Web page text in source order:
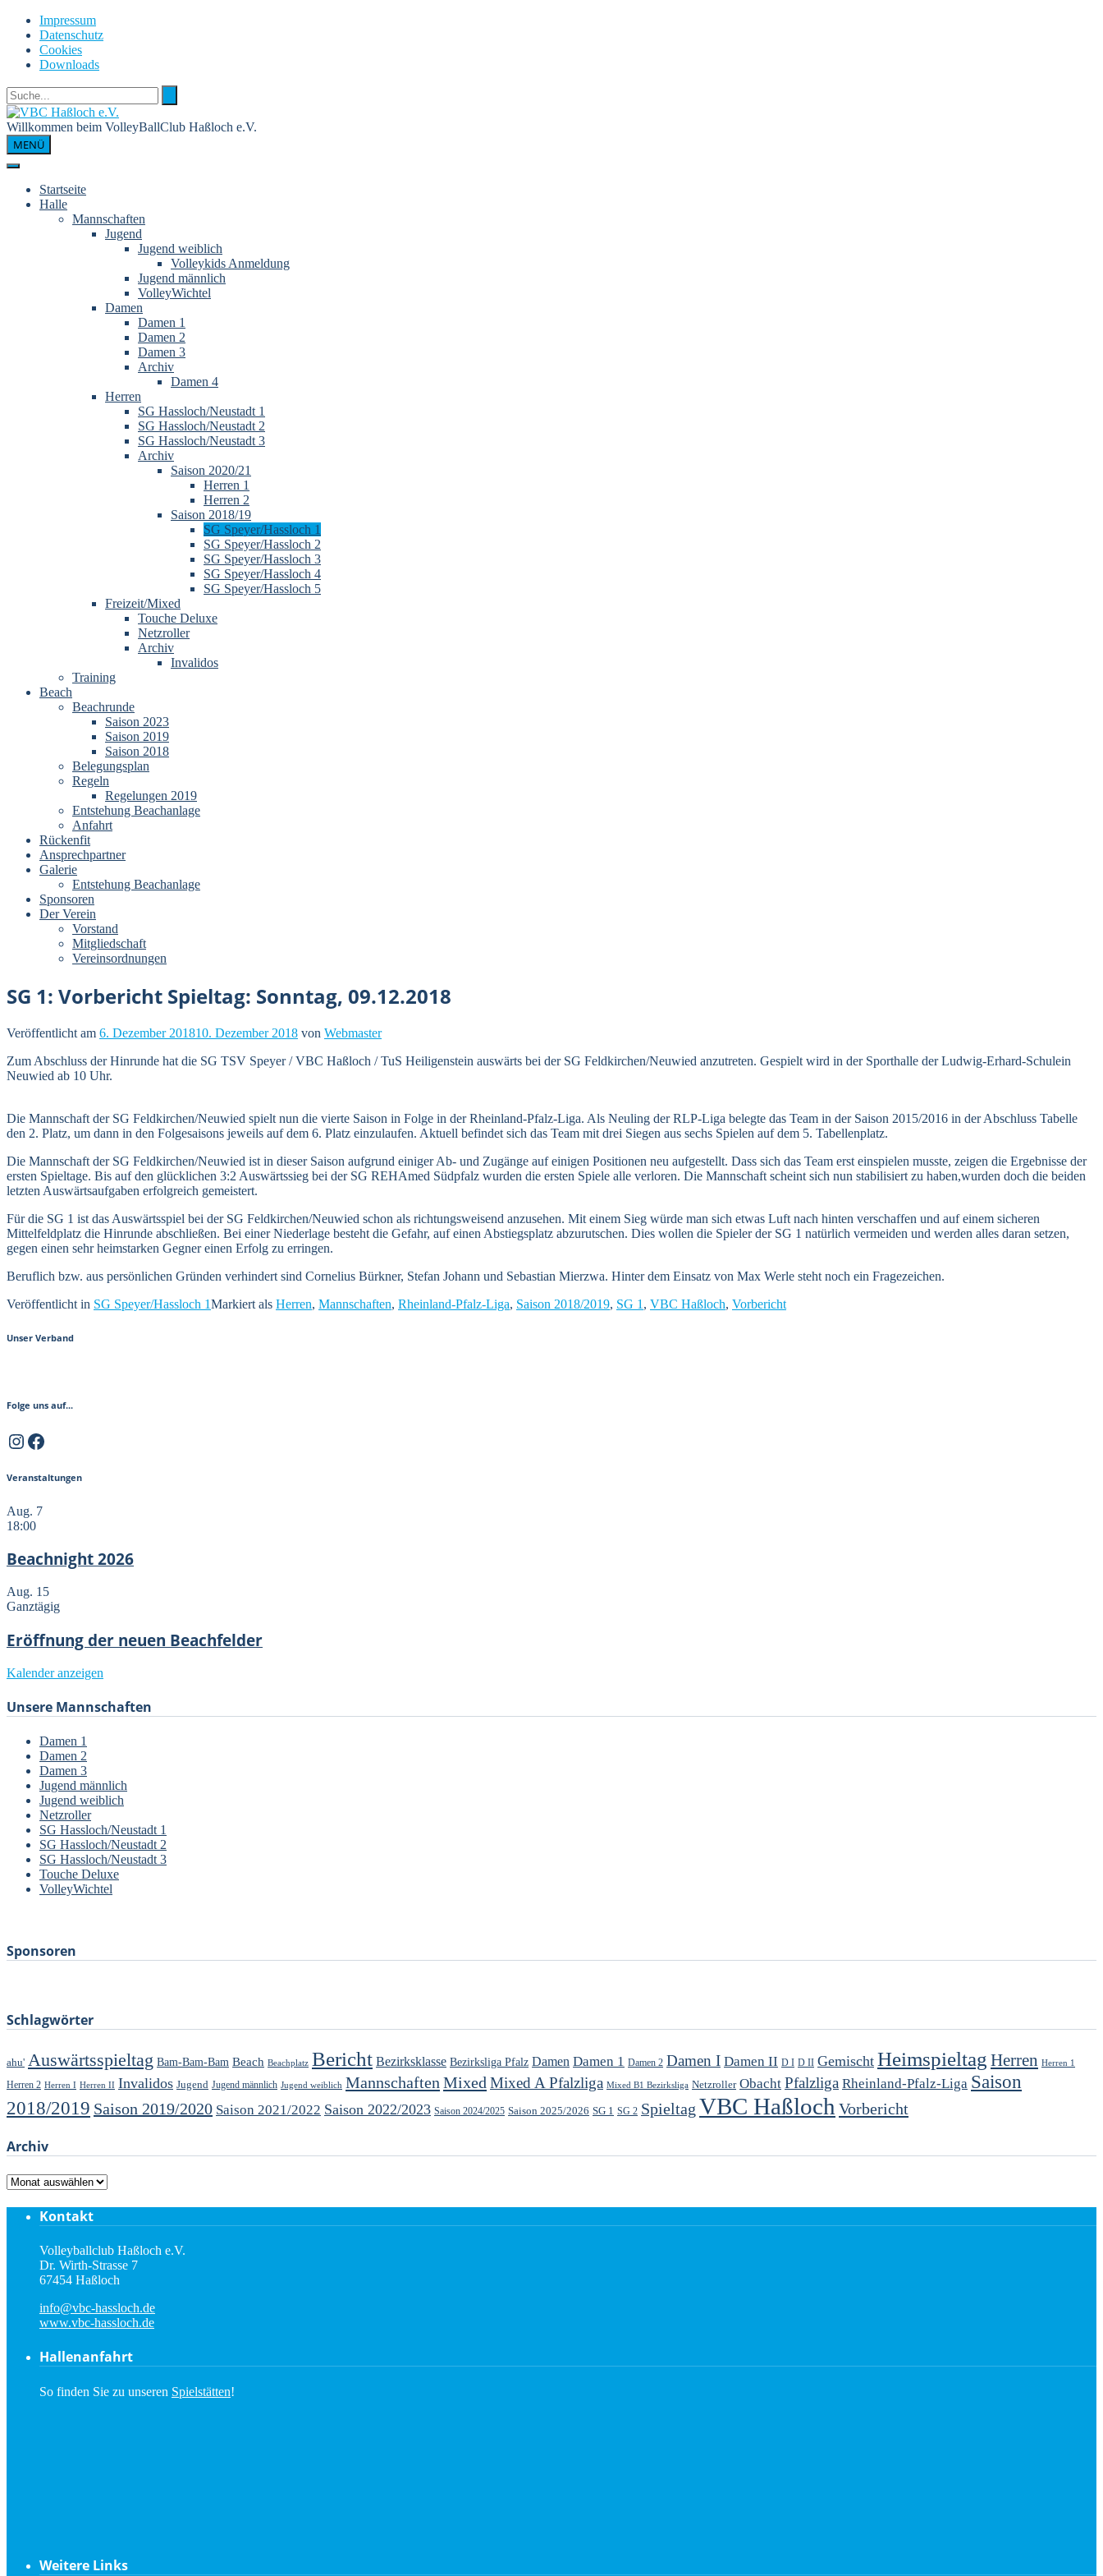
Skip
content
Impressum
Datenschutz
Cookies
Downloads
Willkommen beim VolleyBallClub Haßloch e.V.
MENÜ
Startseite
Halle
Mannschaften
Jugend
Jugend weiblich
Volleykids Anmeldung
Jugend männlich
VolleyWichtel
Damen
Damen 1
Damen 2
Damen 3
Archiv
Damen 4
Herren
SG Hassloch/Neustadt 1
SG Hassloch/Neustadt 2
SG Hassloch/Neustadt 3
Archiv
Saison 2020/21
Herren 1
Herren 2
Saison 2018/19
SG Speyer/Hassloch 1
SG Speyer/Hassloch 2
SG Speyer/Hassloch 3
SG Speyer/Hassloch 4
SG Speyer/Hassloch 5
Freizeit/Mixed
Touche Deluxe
Netzroller
Archiv
Invalidos
Training
Beach
Beachrunde
Saison 2023
Saison 2019
Saison 2018
Belegungsplan
Regeln
Regelungen 2019
Entstehung Beachanlage
Anfahrt
Rückenfit
Ansprechpartner
Galerie
Entstehung Beachanlage
Sponsoren
Der Verein
Vorstand
Mitgliedschaft
Vereinsordnungen
SG 1: Vorbericht Spieltag: Sonntag, 09.12.2018
Veröffentlicht am 6. Dezember 201810. Dezember 2018 von Webmaster
Zum Abschluss der Hinrunde hat die SG TSV Speyer / VBC Haßloch / TuS Heiligenstein auswärts bei der SG Feldkirchen/Neuwied anzutreten. Gespielt wird in der Sporthalle der Ludwig-Erhard-Schulein
Neuwied ab 10 Uhr.
Die Mannschaft der SG Feldkirchen/Neuwied spielt nun die vierte Saison in Folge in der Rheinland-Pfalz-Liga. Als Neuling der RLP-Liga belegte das Team in der Saison 2015/2016 in der Abschluss Tabelle
den 2. Platz, um dann in den Folgesaisons jeweils auf dem 6. Platz einzulaufen. Aktuell befindet sich das Team mit drei Siegen aus sechs Spielen auf dem 5. Tabellenplatz.
Die Mannschaft der SG Feldkirchen/Neuwied ist in dieser Saison aufgrund einiger Ab- und Zugänge auf einigen Positionen neu aufgestellt. Dass sich das Team erst einspielen musste, zeigen die Ergebnisse der
ersten Spieltage. Bis auf den glücklichen 3:2 Auswärtssieg bei der SG REHAmed Südpfalz wurden die ersten Spiele alle verloren. Die Mannschaft scheint sich nun stabilisiert zu haben,wurden doch die beiden
letzten Auswärtsaufgaben erfolgreich gemeistert.
Für die SG 1 ist das Auswärtsspiel bei der SG Feldkirchen/Neuwied schon als richtungsweisend anzusehen. Mit einem Sieg würde man sich etwas Luft nach hinten verschaffen und auf einem sicheren
Mittelfeldplatz die Hinrunde abschließen. Bei einer Niederlage besteht die Gefahr, auf einen Abstiegsplatz abzurutschen. Dies wollen die Spieler der SG 1 natürlich vermeiden und werden alles daran setzen,
gegen einen sehr heimstarken Gegner einen Erfolg zu erringen.
Beruflich bzw. aus persönlichen Gründen verhindert sind Cornelius Bürkner, Stefan Johann und Sebastian Mierzwa. Hinter dem Einsatz von Max Werle steht noch ein Fragezeichen.
Veröffentlicht in SG Speyer/Hassloch 1Markiert als Herren, Mannschaften, Rheinland-Pfalz-Liga, Saison 2018/2019, SG 1 , VBC Haßloch, Vorbericht
Unser Verband
Folge uns auf...
Instagram
Facebook
Veranstaltungen
Aug. 7
18:00
Beachnight 2026
Aug. 15
Ganztägig
Eröffnung der neuen Beachfelder
Kalender anzeigen
Unsere Mannschaften
Damen 1
Damen 2
Damen 3
Jugend männlich
Jugend weiblich
Netzroller
SG Hassloch/Neustadt 1
SG Hassloch/Neustadt 2
SG Hassloch/Neustadt 3
Touche Deluxe
VolleyWichtel
Sponsoren
Schlagwörter
ahu' Auswärtsspieltag Bam-Bam-Bam Beach Beachplatz Bericht Bezirksklasse Bezirksliga Pfalz Damen Damen 1 Damen 2 Damen I Damen II D I D II Gemischt Heimspieltag Herren Herren 1
Herren 2 Herren I Herren II Invalidos Jugend Jugend männlich Jugend weiblich Mannschaften Mixed Mixed A Pfalzliga Mixed B1 Bezirksliga Netzroller Obacht Pfalzliga Rheinland-Pfalz-Liga Saison
2018/2019 Saison 2019/2020 Saison 2021/2022 Saison 2022/2023 Saison 2024/2025 Saison 2025/2026 SG 1 SG 2 Spieltag VBC Haßloch Vorbericht
Archiv
Archiv
Kontakt
Volleyballclub Haßloch e.V.
Dr. Wirth-Strasse 7
67454 Haßloch
info@vbc-hassloch.de
www.vbc-hassloch.de
Hallenanfahrt
So finden Sie zu unseren Spielstätten!
Weitere Links